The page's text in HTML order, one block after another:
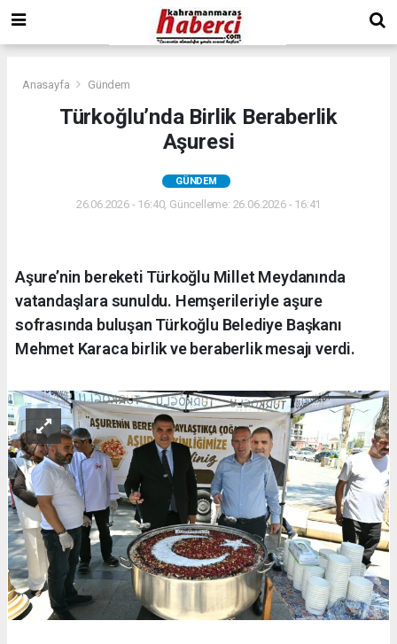
Anasayfa Gündem
Türkoğlu’nda Birlik Beraberlik
Aşuresi
GÜNDEM
26.06.2026 - 16:40, Güncelleme: 26.06.2026 - 16:41
Aşure’nin bereketi Türkoğlu Millet Meydanında
vatandaşlara sunuldu. Hemşerileriyle aşure
sofrasında buluşan Türkoğlu Belediye Başkanı
Mehmet Karaca birlik ve beraberlik mesajı verdi.